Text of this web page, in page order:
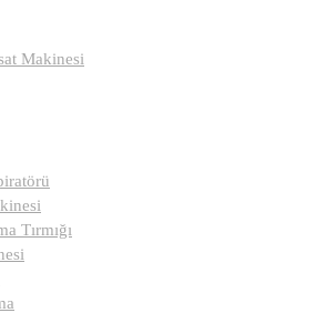
Makinesi
Tırmığı